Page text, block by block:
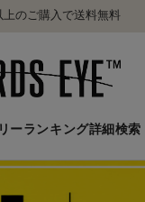
のご購入で送料無料
ーランキング詳細検索